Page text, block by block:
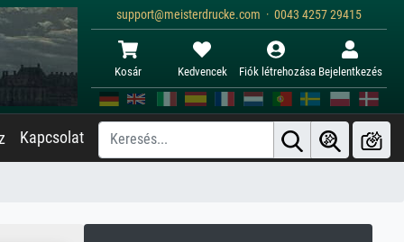
support@meisterdrucke.com · 0043 4257 29415
Kosár Kedvencek Fiók létrehozása Bejelentkezés
Kapcsolat